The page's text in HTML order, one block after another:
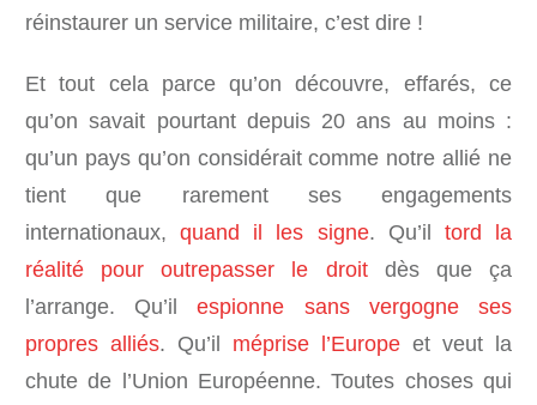
réinstaurer un service militaire, c’est dire !
Et tout cela parce qu’on découvre, effarés, ce
qu’on savait pourtant depuis 20 ans au moins :
qu’un pays qu’on considérait comme notre allié ne
tient que rarement ses engagements
internationaux,quand il les signe. Qu’il tord la
réalité pour outrepasser le droitdès que ça
l’arrange. Qu’ilespionne sans vergogne ses
propres alliés. Qu’il méprise l’Europe et veut la
chute de l’Union Européenne. Toutes choses qui